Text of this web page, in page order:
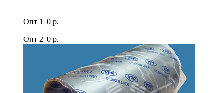
Опт 1: 0 р.
Опт 2: 0 р.